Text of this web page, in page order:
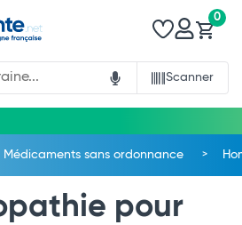
Scanner
0
Médicaments sans ordonnance
pour